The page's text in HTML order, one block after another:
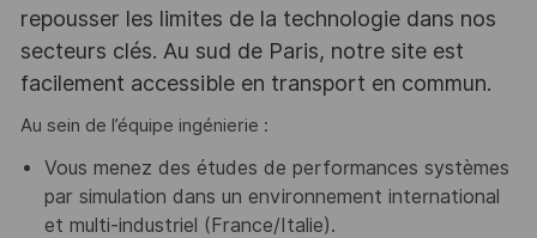
repousser les limites de la technologie dans nos
secteurs clés. Au sud de Paris, notre site est
facilement accessible en transport en commun.
Au sein de l’équipe ingénierie :
Vous menez des études de performances systèmes
par simulation dans un environnement international
et multi-industriel (France/Italie).